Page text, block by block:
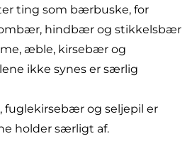
ting som bærbuske, for
hindbær og stikkelsbær
æble, kirsebær og
ikke synes er særlig
og seljepil er
holder særligt af.